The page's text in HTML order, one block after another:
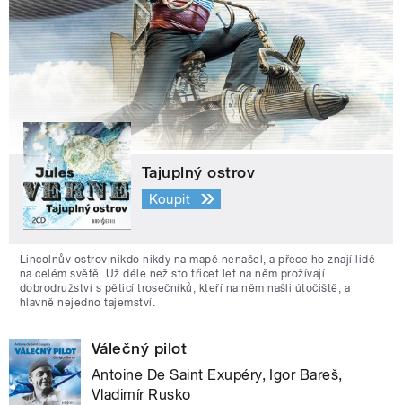
Tajuplný ostrov
Koupit
Lincolnův ostrov nikdo nikdy na mapě nenašel, a přece ho znají lidé
na celém světě. Už déle než sto třicet let na něm prožívají
dobrodružství s pěticí trosečníků, kteří na něm našli útočiště, a
hlavně nejedno tajemství.
Válečný pilot
Antoine De Saint Exupéry, Igor Bareš,
Vladimír Rusko